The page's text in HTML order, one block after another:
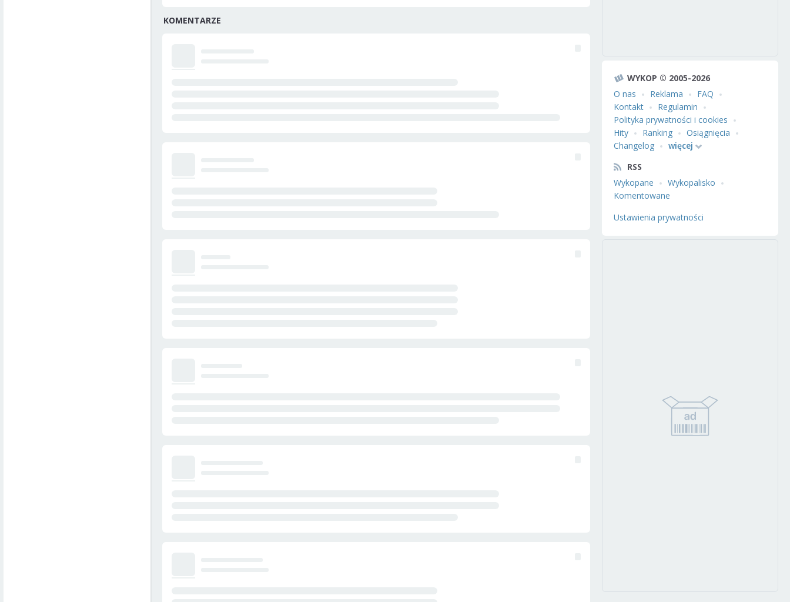
KOMENTARZE
WYKOP © 2005-2026
O nas
Reklama
FAQ
Kontakt
Regulamin
Polityka prywatności i cookies
Hity
Ranking
Osiągnięcia
Changelog
więcej
RSS
Wykopane
Wykopalisko
Komentowane
Ustawienia prywatności